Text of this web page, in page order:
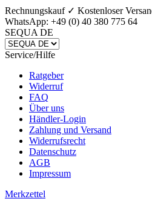
Rechnungskauf ✓ Kostenloser
WhatsApp: +49 (0) 40 380 775 64
SEQUA DE
Service/Hilfe
Ratgeber
Widerruf
FAQ
Über uns
Händler-Login
Zahlung und Versand
Widerrufsrecht
Datenschutz
AGB
Impressum
Merkzettel